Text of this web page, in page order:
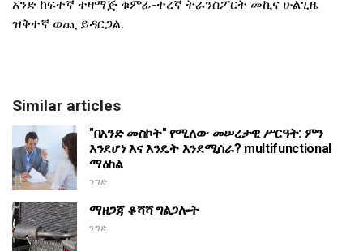
አንድ ከፍተኛ ተዛማጅ ቁምፊ-ተረኛ ትራንስፖርት መኪና ሁልጊዜ
ዝቅተኛ ወጪ ይዳርጋል.
Similar articles
"በአንድ መስኮት" የሚለው መሠረታዊ ሥርዓት: ምን
እንደሆነ እና እንዴት እንደሚሰራ? multifunctional
ማዕከል
ንግድ
ማዘጋጃ ቆሻሻ ግልጋሎት
ንግድ